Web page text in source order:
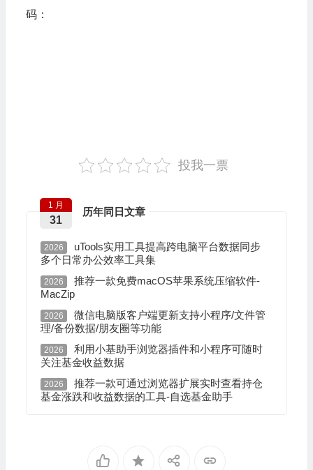
码：
投我一票
历年同日文章
1 月
31
2026
uTools实用工具提高跨电脑平台数据同步
多个日常办公效率工具集
2026
推荐一款免费macOS苹果系统压缩软件-
MacZip
2026
微信电脑版客户端更新支持小程序/文件管
理/备份数据/朋友圈等功能
2026
利用小基助手浏览器插件和小程序可随时
关注基金收益数据
2026
推荐一款可通过浏览器扩展实时查看持仓
基金涨跌和收益数据的工具-自选基金助手